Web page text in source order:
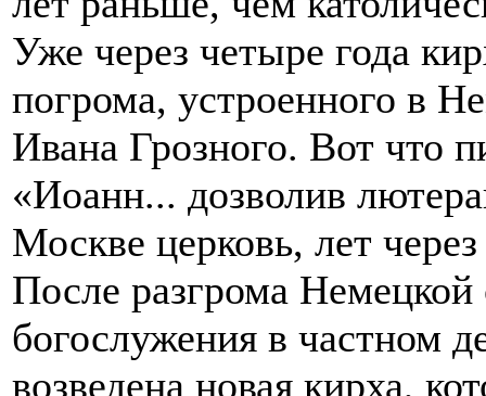
Уже через четыре года
погрома, устроенного в
Ивана Грозного. Вот что
«Иоанн... дозволив
Москве церковь, лет
После разгрома
богослужения в частном
возведена новая кирха,